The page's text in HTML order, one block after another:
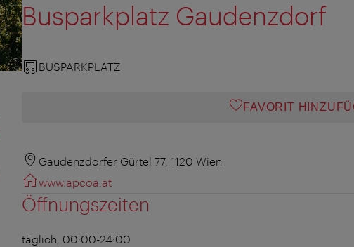
Busparkplatz Gaudenzdorf
BUSPARKPLATZ
FAVORIT
Gaudenzdorfer Gürtel 77, 1120 Wien
www.apcoa.at
Öffnungszeiten
täglich, 00:00-24:00